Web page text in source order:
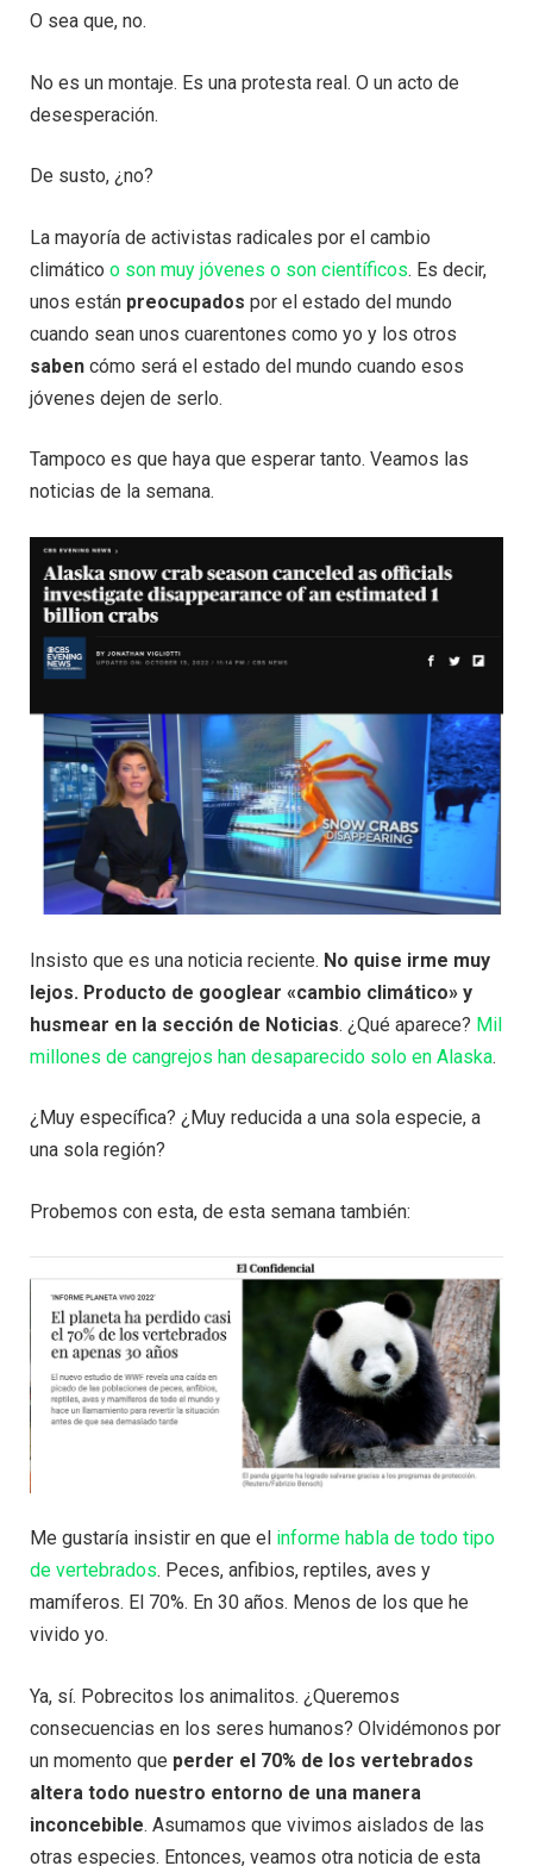
O sea que, no.
No es un montaje. Es una protesta real. O un acto de
desesperación.
De susto, ¿no?
La mayoría de activistas radicales por el cambio
climático o son muy jóvenes o son científicos. Es decir,
unos están preocupados por el estado del mundo
cuando sean unos cuarentones como yo y los otros
saben cómo será el estado del mundo cuando esos
jóvenes dejen de serlo.
Tampoco es que haya que esperar tanto. Veamos las
noticias de la semana.
Insisto que es una noticia reciente. No quise irme muy
lejos. Producto de googlear «cambio climático» y
husmear en la sección de Noticias. ¿Qué aparece? Mil
millones de cangrejos han desaparecido solo en Alaska.
¿Muy específica? ¿Muy reducida a una sola especie, a
una sola región?
Probemos con esta, de esta semana también:
Me gustaría insistir en que el informe habla de todo tipo
de vertebrados. Peces, anfibios, reptiles, aves y
mamíferos. El 70%. En 30 años. Menos de los que he
vivido yo.
Ya, sí. Pobrecitos los animalitos. ¿Queremos
consecuencias en los seres humanos? Olvidémonos por
un momento que perder el 70% de los vertebrados
altera todo nuestro entorno de una manera
inconcebible. Asumamos que vivimos aislados de las
otras especies. Entonces, veamos otra noticia de esta